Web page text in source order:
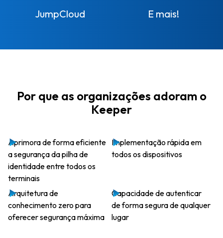
JumpCloud E mais!
Por que as organizações adoram o
Keeper
Aprimora de forma eficiente
a segurança da pilha de
identidade entre todos os
terminais
Arquitetura de
conhecimento zero para
oferecer segurança máxima
Implementação rápida em
todos os dispositivos
Capacidade de autenticar
de forma segura de qualquer
lugar